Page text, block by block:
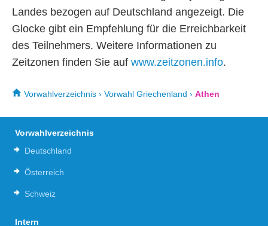
Landes bezogen auf Deutschland angezeigt. Die
Glocke gibt ein Empfehlung für die Erreichbarkeit
des Teilnehmers. Weitere Informationen zu
Zeitzonen finden Sie auf www.zeitzonen.info.
Vorwahlverzeichnis › Vorwahl Griechenland › Athen
Vorwahlverzeichnis
Deutschland
Österreich
Schweiz
Intern